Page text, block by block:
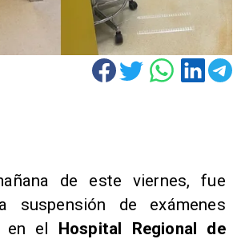
de este viernes, fue
suspensión de exámenes
en el Hospital Regional de